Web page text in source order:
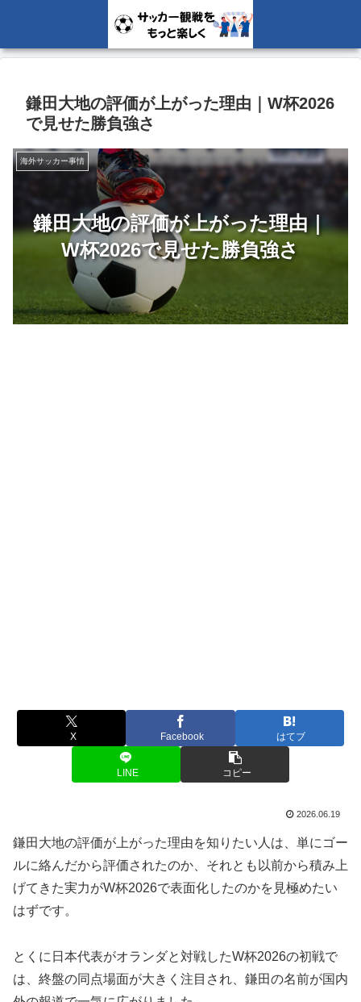
鎌田大地の評価が上がった理由｜W杯2026
で見せた勝負強さ
鎌田大地の評価が上がった理由｜
W杯2026で見せた勝負強さ
海外サッカー事情
X Facebook はてブ
LINE コピー
2026.06.19
鎌田大地の評価が上がった理由を知りたい人は、単にゴー
ルに絡んだから評価されたのか、それとも以前から積み上
げてきた実力がW杯2026で表面化したのかを見極めたい
はずです。
とくに日本代表がオランダと対戦したW杯2026の初戦で
は、終盤の同点場面が大きく注目され、鎌田の名前が国内